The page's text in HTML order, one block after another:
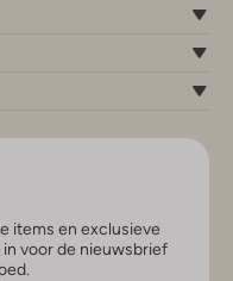
items en exclusieve
voor de nieuwsbrief